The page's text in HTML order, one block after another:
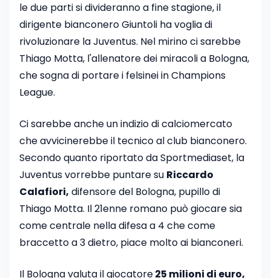
le due parti si divideranno a fine stagione, il
dirigente bianconero Giuntoli ha voglia di
rivoluzionare la Juventus. Nel mirino ci sarebbe
Thiago Motta, l'allenatore dei miracoli a Bologna,
che sogna di portare i felsinei in Champions
League.
Ci sarebbe anche un indizio di calciomercato
che avvicinerebbe il tecnico al club bianconero.
Secondo quanto riportato da Sportmediaset, la
Juventus vorrebbe puntare su Riccardo
Calafiori, difensore del Bologna, pupillo di
Thiago Motta. Il 21enne romano può giocare sia
come centrale nella difesa a 4 che come
braccetto a 3 dietro, piace molto ai bianconeri.
Il Bologna valuta il giocatore25 milioni di euro,